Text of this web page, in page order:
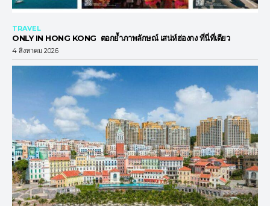
TRAVEL
ONLY IN HONG KONG ตอกย้ำภาพลักษณ์ เสน่ห์ฮ่องกง ที่นี่ที่เดียว
4 สิงหาคม 2026